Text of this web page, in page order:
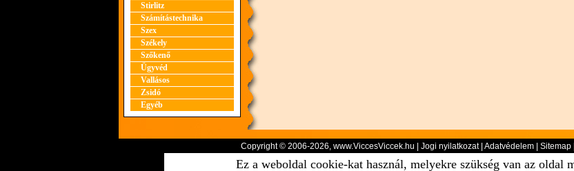
Stirlitz
Számítástechnika
Szex
Székely
Szőkenő
Ügyvéd
Vallásos
Zsidó
Egyéb
Copyright © 2006-2026, www.ViccesViccek.hu | Jogi nyilatkozat| Adatvédelem Sitemap
Ez a weboldal cookie-kat használ, melyekre szükség van az oldal